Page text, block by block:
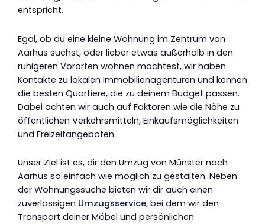
entspricht.
Egal, ob du eine kleine Wohnung im Zentrum von
Aarhus suchst, oder lieber etwas außerhalb in den
ruhigeren Vororten wohnen möchtest, wir haben
Kontakte zu lokalen Immobilienagenturen und kennen
die besten Quartiere, die zu deinem Budget passen.
Dabei achten wir auch auf Faktoren wie die Nähe zu
öffentlichen Verkehrsmitteln, Einkaufsmöglichkeiten
und Freizeitangeboten.
Unser Ziel ist es, dir den Umzug von Münster nach
Aarhus so einfach wie möglich zu gestalten. Neben
der Wohnungssuche bieten wir dir auch einen
zuverlässigen Umzugsservice, bei dem wir den
Transport deiner Möbel und persönlichen